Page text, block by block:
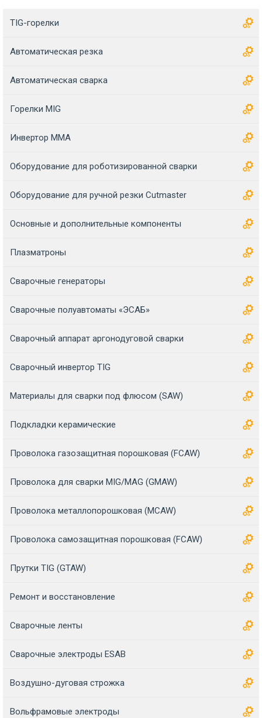
TIG-горелки
Автоматическая резка
Автоматическая сварка
Горелки MIG
Инвертор MMA
Оборудование для роботизированной сварки
Оборудование для ручной резки Cutmaster
Основные и дополнительные компоненты
Плазматроны
Сварочные генераторы
Сварочные полуавтоматы «ЭСАБ»
Сварочный аппарат аргонодуговой сварки
Сварочный инвертор TIG
Материалы для сварки под флюсом (SAW)
Подкладки керамические
Проволока газозащитная порошковая (FCAW)
Проволока для сварки MIG/MAG (GMAW)
Проволока металлопорошковая (MCAW)
Проволока самозащитная порошковая (FCAW)
Прутки TIG (GTAW)
Ремонт и восстановление
Сварочные ленты
Сварочные электроды ESAB
Воздушно-дуговая строжка
Вольфрамовые электроды